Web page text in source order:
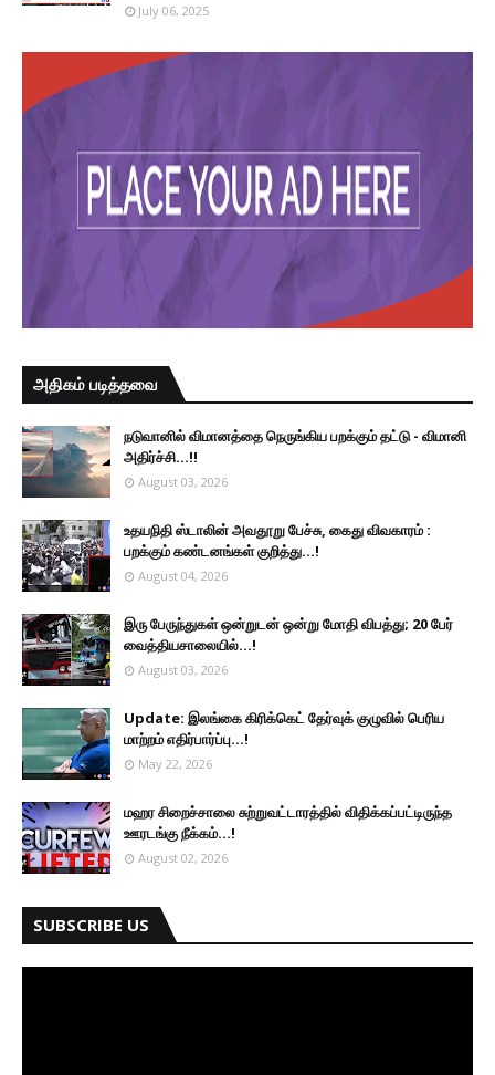
July 06, 2025
அதிகம் படித்தவை
நடுவானில் விமானத்தை நெருங்கிய பறக்கும் தட்டு - விமானி
அதிர்ச்சி...!!
August 03, 2026
உதயநிதி ஸ்டாலின் அவதூறு பேச்சு, கைது விவகாரம் :
பறக்கும் கண்டனங்கள் குறித்து...!
August 04, 2026
இரு ப‍ேருந்துகள் ஒன்றுடன் ஒன்று மோதி விபத்து; 20 பேர்
வைத்தியசாலையில்...!
August 03, 2026
Update: இலங்கை கிரிக்கெட் தேர்வுக் குழுவில் பெரிய
மாற்றம் எதிர்பார்ப்பு...!
May 22, 2026
மஹர சிறைச்சாலை சுற்றுவட்டாரத்தில் விதிக்கப்பட்டிருந்த
ஊரடங்கு நீக்கம்...!
August 02, 2026
SUBSCRIBE US